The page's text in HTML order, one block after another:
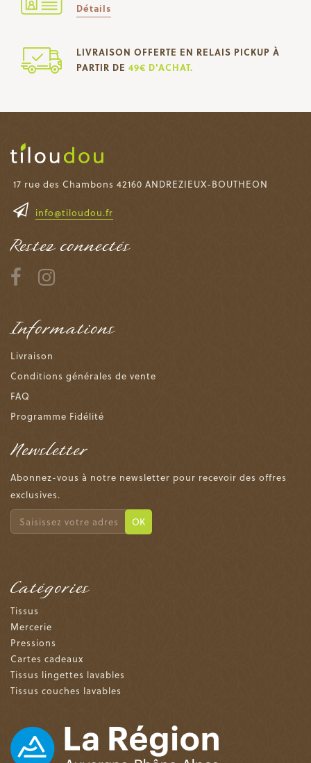
Détails
LIVRAISON OFFERTE EN RELAIS PICKUP À
PARTIR DE 49€ D'ACHAT.
17 rue des Chambons 42160 ANDREZIEUX-BOUTHEON
info@tiloudou.fr
Restez connectés
Informations
Livraison
Conditions générales de vente
FAQ
Programme Fidélité
Newsletter
Abonnez-vous à notre newsletter pour recevoir des offres
exclusives.
OK
Catégories
Tissus
Mercerie
Pressions
Cartes cadeaux
Tissus lingettes lavables
Tissus couches lavables